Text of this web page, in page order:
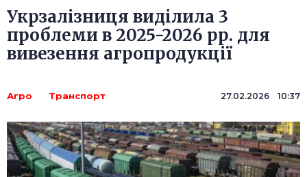
Укрзалізниця виділила 3
проблеми в 2025-2026 рр. для
вивезення агропродукції
Агро Транспорт 27.02.2026 10:37